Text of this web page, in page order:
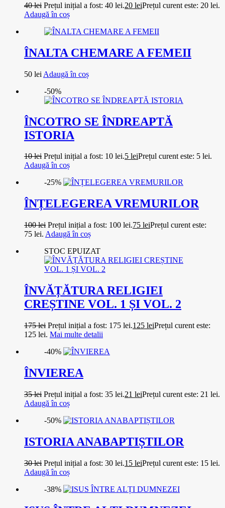
40lei Prețul inițial a fost: 40 lei.20 leiPrețul curent este: 20 lei.
Adaugă în coș
ÎNALTA CHEMARE A FEMEII
50 lei Adaugă în coș
-50%
ÎNCOTRO SE ÎNDREAPTĂ
ISTORIA
10lei Prețul inițial a fost: 10 lei.5 leiPrețul curent este: 5 lei.
Adaugă în coș
-25%
ÎNȚELEGEREA VREMURILOR
100lei Prețul inițial a fost: 100 lei.75 leiPrețul curent este:
75 lei. Adaugă în coș
STOC EPUIZAT
ÎNVĂȚĂTURA RELIGIEI
CREȘTINE VOL. 1 ȘI VOL. 2
175lei Prețul inițial a fost: 175 lei.125 leiPrețul curent este:
125 lei. Mai multe detalii
-40%
ÎNVIEREA
35lei Prețul inițial a fost: 35 lei.21 leiPrețul curent este: 21 lei.
Adaugă în coș
-50%
ISTORIA ANABAPTIȘTILOR
30lei Prețul inițial a fost: 30 lei.15 leiPrețul curent este: 15 lei.
Adaugă în coș
-38%